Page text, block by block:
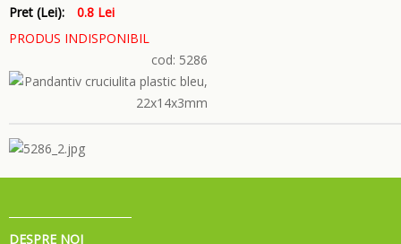
Pret (Lei):
0.8 Lei
PRODUS INDISPONIBIL
cod: 5286
DESPRE NOI